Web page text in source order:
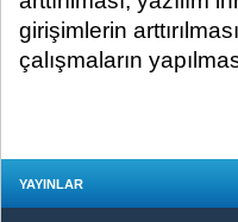
girişimlerin
çalışmaların
YAYINLAR